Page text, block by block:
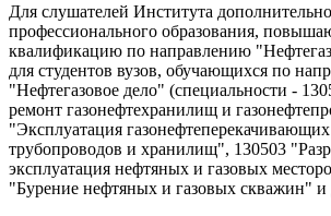
Для слушателей Института
профессионального образования,
квалификацию по направлению
для студентов вузов, обучающихся по
"Нефтегазовое дело" (специальности -
ремонт газонефтехранилищ и
"Эксплуатация газонефтеперекачивающих
трубопроводов и хранилищ", 130503
эксплуатация нефтяных и газовых
"Бурение нефтяных и газовых скважин"